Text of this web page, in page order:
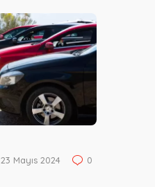
23 Mayıs 2024
0